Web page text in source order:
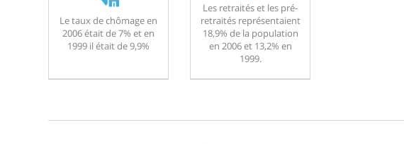
Le taux de chômage en
2006 était de 7% et en
1999 il était de 9,9%
Les retraités et les pré-
retraités représentaient
18,9% de la population
en 2006 et 13,2% en
1999.